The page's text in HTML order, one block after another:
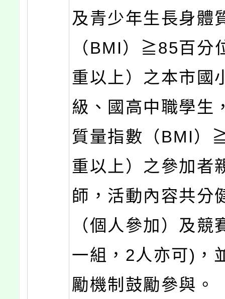
及青少年生長身體
（BMI）≧85百分
重以上）之本市國
級、國高中職學生
質量指數（BMI）
重以上）之參加者
師，活動內容共分
（個人參加）及競
一組，2人亦可)，
勵機制鼓勵參與。